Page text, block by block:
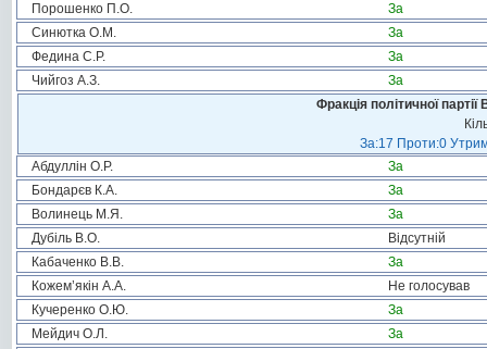
Порошенко П.О.
За
Синютка О.М.
За
Федина С.Р.
За
Чийгоз А.З.
За
Фракція політичної
За:17 Проти:0
Абдуллін О.Р.
За
Бондарєв К.А.
За
Волинець М.Я.
За
Дубіль В.О.
Відсутній
Кабаченко В.В.
За
Кожем’якін А.А.
Не голосував
Кучеренко О.Ю.
За
Мейдич О.Л.
За